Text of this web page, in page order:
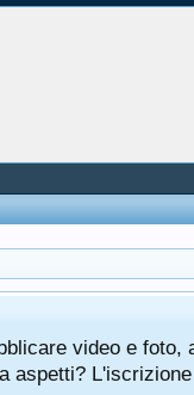
video e foto,
aspetti?